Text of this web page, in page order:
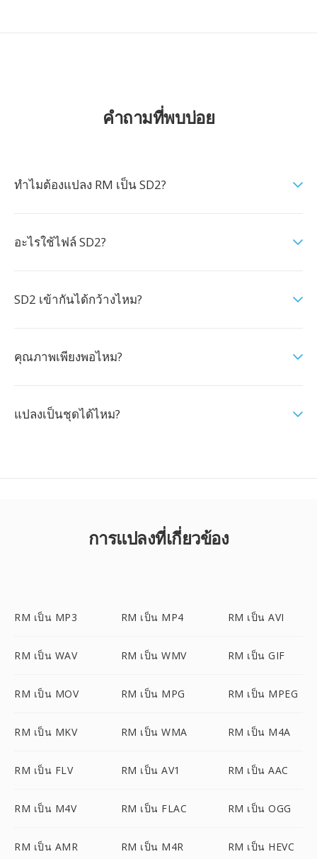
คำถามที่พบบ่อย
ทำไมต้องแปลง RM เป็น SD2?
อะไรใช้ไฟล์ SD2?
SD2 เข้ากันได้กว้างไหม?
คุณภาพเพียงพอไหม?
แปลงเป็นชุดได้ไหม?
การแปลงที่เกี่ยวข้อง
RM เป็น MP3 RM เป็น MP4 RM เป็น AVI
RM เป็น WAV RM เป็น WMV RM เป็น GIF
RM เป็น MOV RM เป็น MPG RM เป็น MPEG
RM เป็น MKV RM เป็น WMA RM เป็น M4A
RM เป็น FLV RM เป็น AV1 RM เป็น AAC
RM เป็น M4V RM เป็น FLAC RM เป็น OGG
RM เป็น AMR RM เป็น M4R RM เป็น HEVC